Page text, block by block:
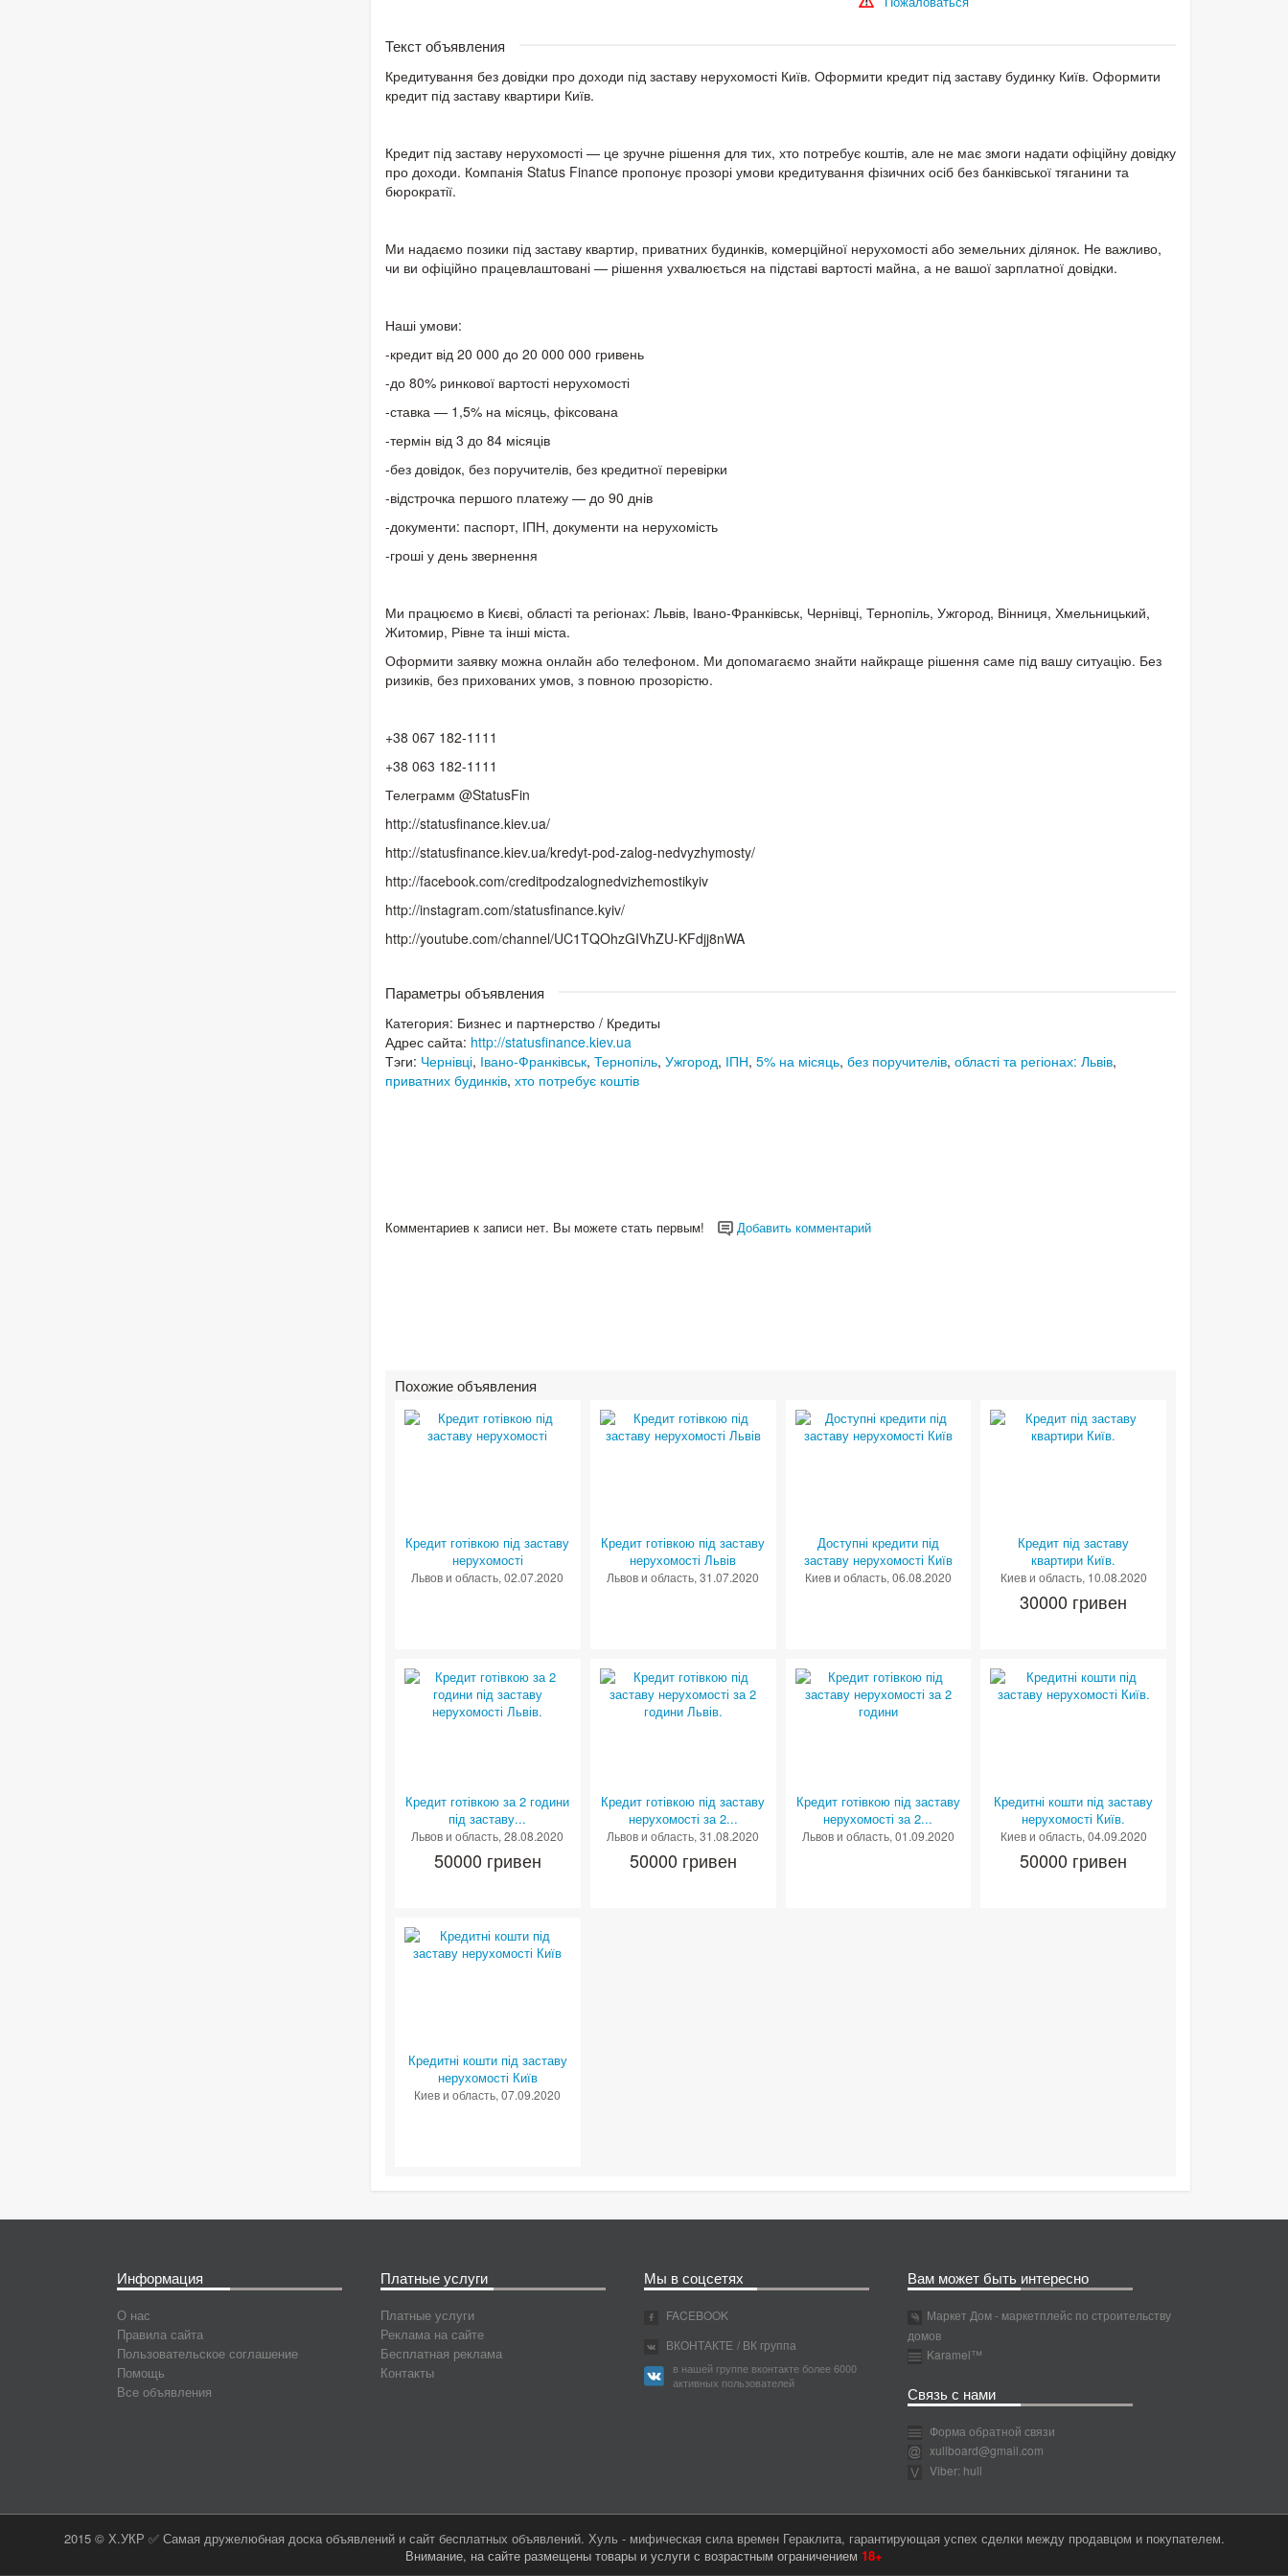
Текст объявления
Кредитування без довідки про доходи під заставу нерухомості Київ. Оформити кредит під заставу будинку Київ. Оформити
кредит під заставу квартири Київ.
Кредит під заставу нерухомості — це зручне рішення для тих, хто потребує коштів, але не має змоги надати офіційну довідку
про доходи. Компанія Status Finance пропонує прозорі умови кредитування фізичних осіб без банківської тяганини та
бюрократії.
Ми надаємо позики під заставу квартир, приватних будинків, комерційної нерухомості або земельних ділянок. Не важливо,
чи ви офіційно працевлаштовані — рішення ухвалюється на підставі вартості майна, а не вашої зарплатної довідки.
Наші умови:
-кредит від 20 000 до 20 000 000 гривень
-до 80% ринкової вартості нерухомості
-ставка — 1,5% на місяць, фіксована
-термін від 3 до 84 місяців
-без довідок, без поручителів, без кредитної перевірки
-відстрочка першого платежу — до 90 днів
-документи: паспорт, ІПН, документи на нерухомість
-гроші у день звернення
Ми працюємо в Києві, області та регіонах: Львів, Івано-Франківськ, Чернівці, Тернопіль, Ужгород, Вінниця, Хмельницький,
Житомир, Рівне та інші міста.
Оформити заявку можна онлайн або телефоном. Ми допомагаємо знайти найкраще рішення саме під вашу ситуацію. Без
ризиків, без прихованих умов, з повною прозорістю.
+38 067 182-1111
+38 063 182-1111
Телеграмм @StatusFin
http://statusfinance.kiev.ua/
http://statusfinance.kiev.ua/kredyt-pod-zalog-nedvyzhymosty/
http://facebook.com/creditpodzalognedvizhemostikyiv
http://instagram.com/statusfinance.kyiv/
http://youtube.com/channel/UC1TQOhzGIVhZU-KFdjj8nWA
Параметры объявления
Категория: Бизнес и партнерство / Кредиты
Адрес сайта: http://statusfinance.kiev.ua
Тэги: Чернівці, Івано-Франківськ, Тернопіль, Ужгород, ІПН, 5% на місяць, без поручителів, області та регіонах: Львів,
приватних будинків, хто потребує коштів
Комментариев к записи нет. Вы можете стать первым! Добавить комментарий
Похожие объявления
Кредит готівкою під заставу
нерухомості
Львов и область, 02.07.2020
Кредит готівкою під заставу
нерухомості Львів
Львов и область, 31.07.2020
Доступні кредити під
заставу нерухомості Київ
Киев и область, 06.08.2020
Кредит під заставу
квартири Київ.
Киев и область, 10.08.2020
30000 гривен
Кредит готівкою за 2 години
під заставу...
Львов и область, 28.08.2020
50000 гривен
Кредит готівкою під заставу
нерухомості за 2...
Львов и область, 31.08.2020
50000 гривен
Кредит готівкою під заставу
нерухомості за 2...
Львов и область, 01.09.2020
Кредитні кошти під заставу
нерухомості Київ.
Киев и область, 04.09.2020
50000 гривен
Кредитні кошти під заставу
нерухомості Київ
Киев и область, 07.09.2020
Информация
О нас
Правила сайта
Пользовательское соглашение
Помощь
Все объявления
Платные услуги
Платные услуги
Реклама на сайте
Бесплатная реклама
Контакты
Мы в соцсетях
FACEBOOK
ВКОНТАКТЕ / ВК группа
в нашей группе вконтакте более 6000
активных пользователей
Вам может быть интересно
Маркет Дом - маркетплейс по строительству
домов
Karamel™
Связь с нами
Форма обратной связи
xullboard@gmail.com
Viber: hull
2015 © Х.УКР ✅ Самая дружелюбная доска объявлений и сайт бесплатных объявлений. Хуль - мифическая сила времен Гераклита, гарантирующая успех сделки между продавцом и покупателем.
Внимание, на сайте размещены товары и услуги с возрастным ограничением 18+